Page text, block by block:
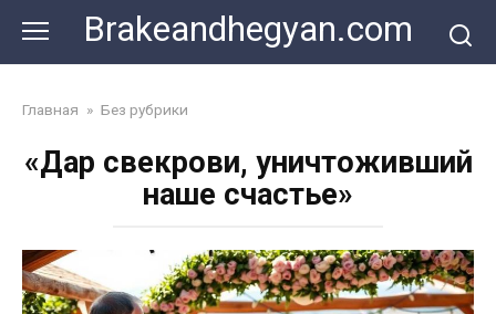
content
Brakeandhegyan.com
Главная » Без рубрики
«Дар свекрови, уничтоживший
наше счастье»